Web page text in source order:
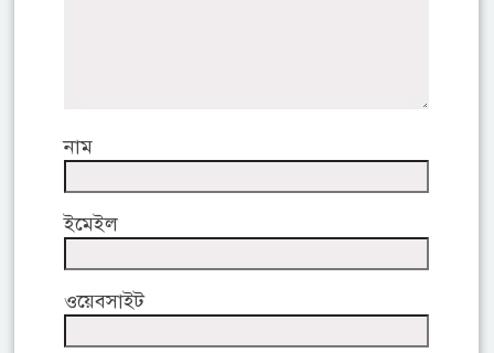
নাম
ইমেইল
ওয়েবসাইট